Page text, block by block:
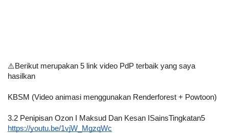
⚠️Berikut merupakan 5 link video PdP terbaik yang saya
hasilkan
KBSM (Video animasi menggunakan Renderforest + Powtoon)
3.2 Penipisan Ozon I Maksud Dan Kesan ISainsTingkatan5
https://youtu.be/1vjW_MgzqWc